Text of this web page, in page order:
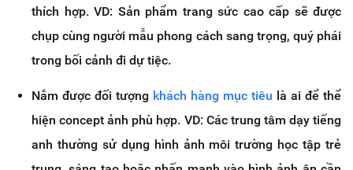
thích hợp. VD: Sản phẩm trang sức cao cấp sẽ được
chụp cùng người mẫu phong cách sang trọng, quý phái
trong bối cảnh đi dự tiệc.
Nắm được đối tượng khách hàng mục tiêu là ai để thể
hiện concept ảnh phù hợp. VD: Các trung tâm dạy tiếng
anh thường sử dụng hình ảnh môi trường học tập trẻ